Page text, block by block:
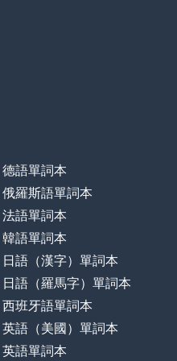
德語單詞本
俄羅斯語單詞本
法語單詞本
韓語單詞本
日語（漢字）單詞本
日語（羅馬字）單詞本
西班牙語單詞本
英語（美國）單詞本
英語單詞本